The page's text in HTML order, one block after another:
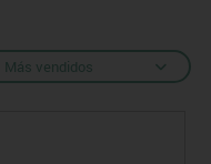
Más vendidos